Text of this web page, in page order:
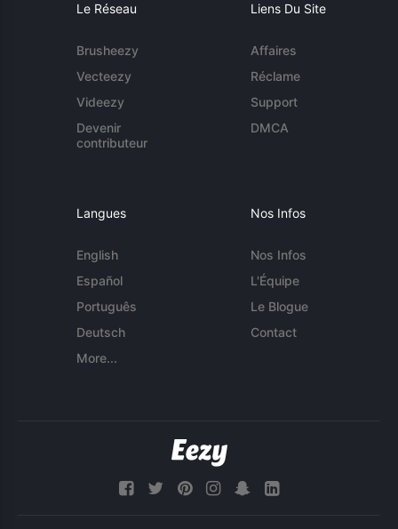
Le Réseau
Brusheezy
Vecteezy
Videezy
Devenir
contributeur
Liens Du Site
Affaires
Réclame
Support
DMCA
Langues
English
Español
Português
Deutsch
More...
Nos Infos
Nos Infos
L'Équipe
Le Blogue
Contact